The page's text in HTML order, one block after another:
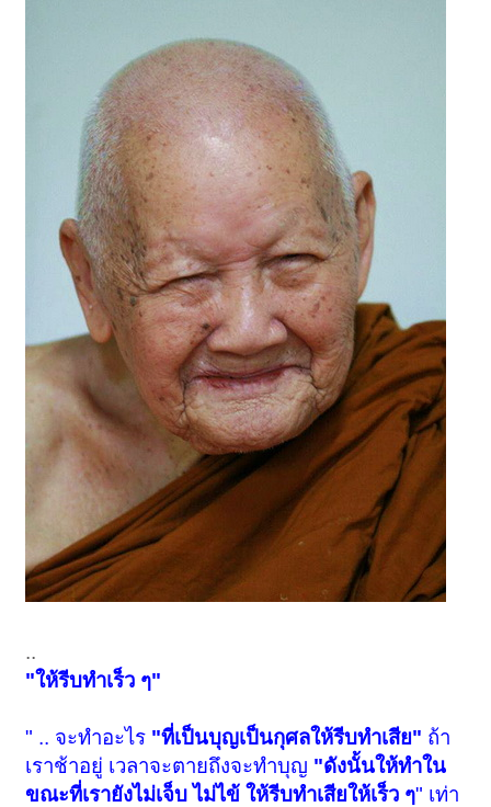
..
"ให้รีบทำเร็ว ๆ"
" .. จะทำอะไร "ที่เป็นบุญเป็นกุศลให้รีบทำเสีย" ถ้า
เราช้าอยู่ เวลาจะตายถึงจะทำบุญ "ดังนั้นให้ทำใน
ขณะที่เรายังไม่เจ็บ ไม่ไข้ ให้รีบทำเสียให้เร็ว ๆ" เท่า